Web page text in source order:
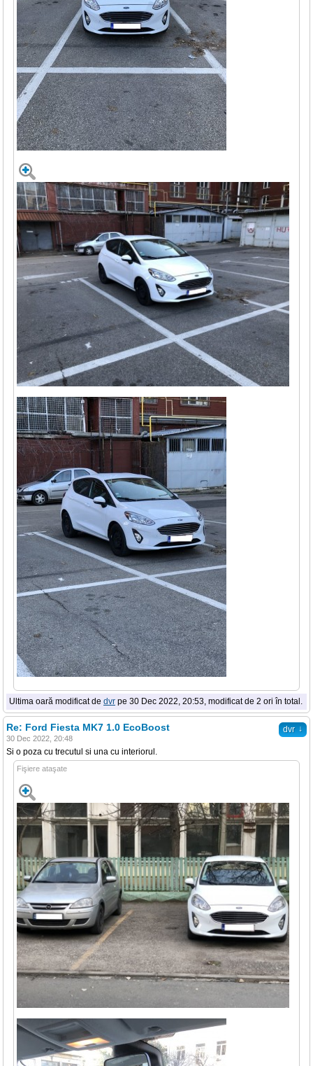
Ultima oară modificat de dvr pe 30 Dec 2022, 20:53, modificat de 2 ori în total.
dvr ↓
Re: Ford Fiesta MK7 1.0 EcoBoost
30 Dec 2022, 20:48
Si o poza cu trecutul si una cu interiorul.
Fişiere ataşate